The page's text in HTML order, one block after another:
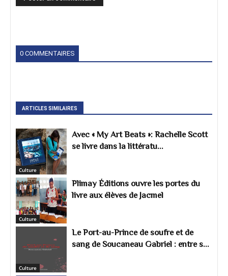
0 COMMENTAIRES
ARTICLES SIMILAIRES
Culture
Avec « My Art Beats »: Rachelle Scott
se livre dans la littératu...
Culture
Plimay Éditions ouvre les portes du
livre aux élèves de Jacmel
Culture
Le Port-au-Prince de soufre et de
sang de Soucaneau Gabriel : entre s...